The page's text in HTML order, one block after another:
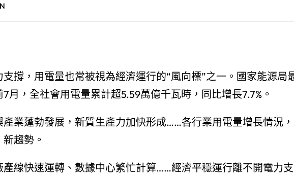
撐，用電量也常被視為經濟運行的“風向標”之一。國家能源局
月，全社會用電量累計超5.59萬億千瓦時，同比增長7.7%。
業蓬勃發展，新質生產力加快形成……各行業用電量增長情況
趨勢。
產線快速運轉、數據中心繁忙計算……經濟平穩運行離不開電力支